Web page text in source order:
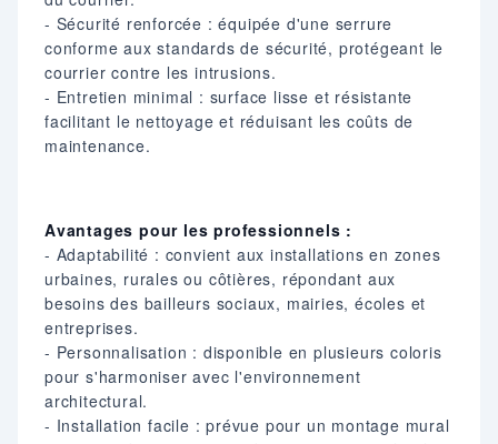
- Sécurité renforcée : équipée d'une serrure
conforme aux standards de sécurité, protégeant le
courrier contre les intrusions.
- Entretien minimal : surface lisse et résistante
facilitant le nettoyage et réduisant les coûts de
maintenance.
Avantages pour les professionnels :
- Adaptabilité : convient aux installations en zones
urbaines, rurales ou côtières, répondant aux
besoins des bailleurs sociaux, mairies, écoles et
entreprises.
- Personnalisation : disponible en plusieurs coloris
pour s'harmoniser avec l'environnement
architectural.
- Installation facile : prévue pour un montage mural